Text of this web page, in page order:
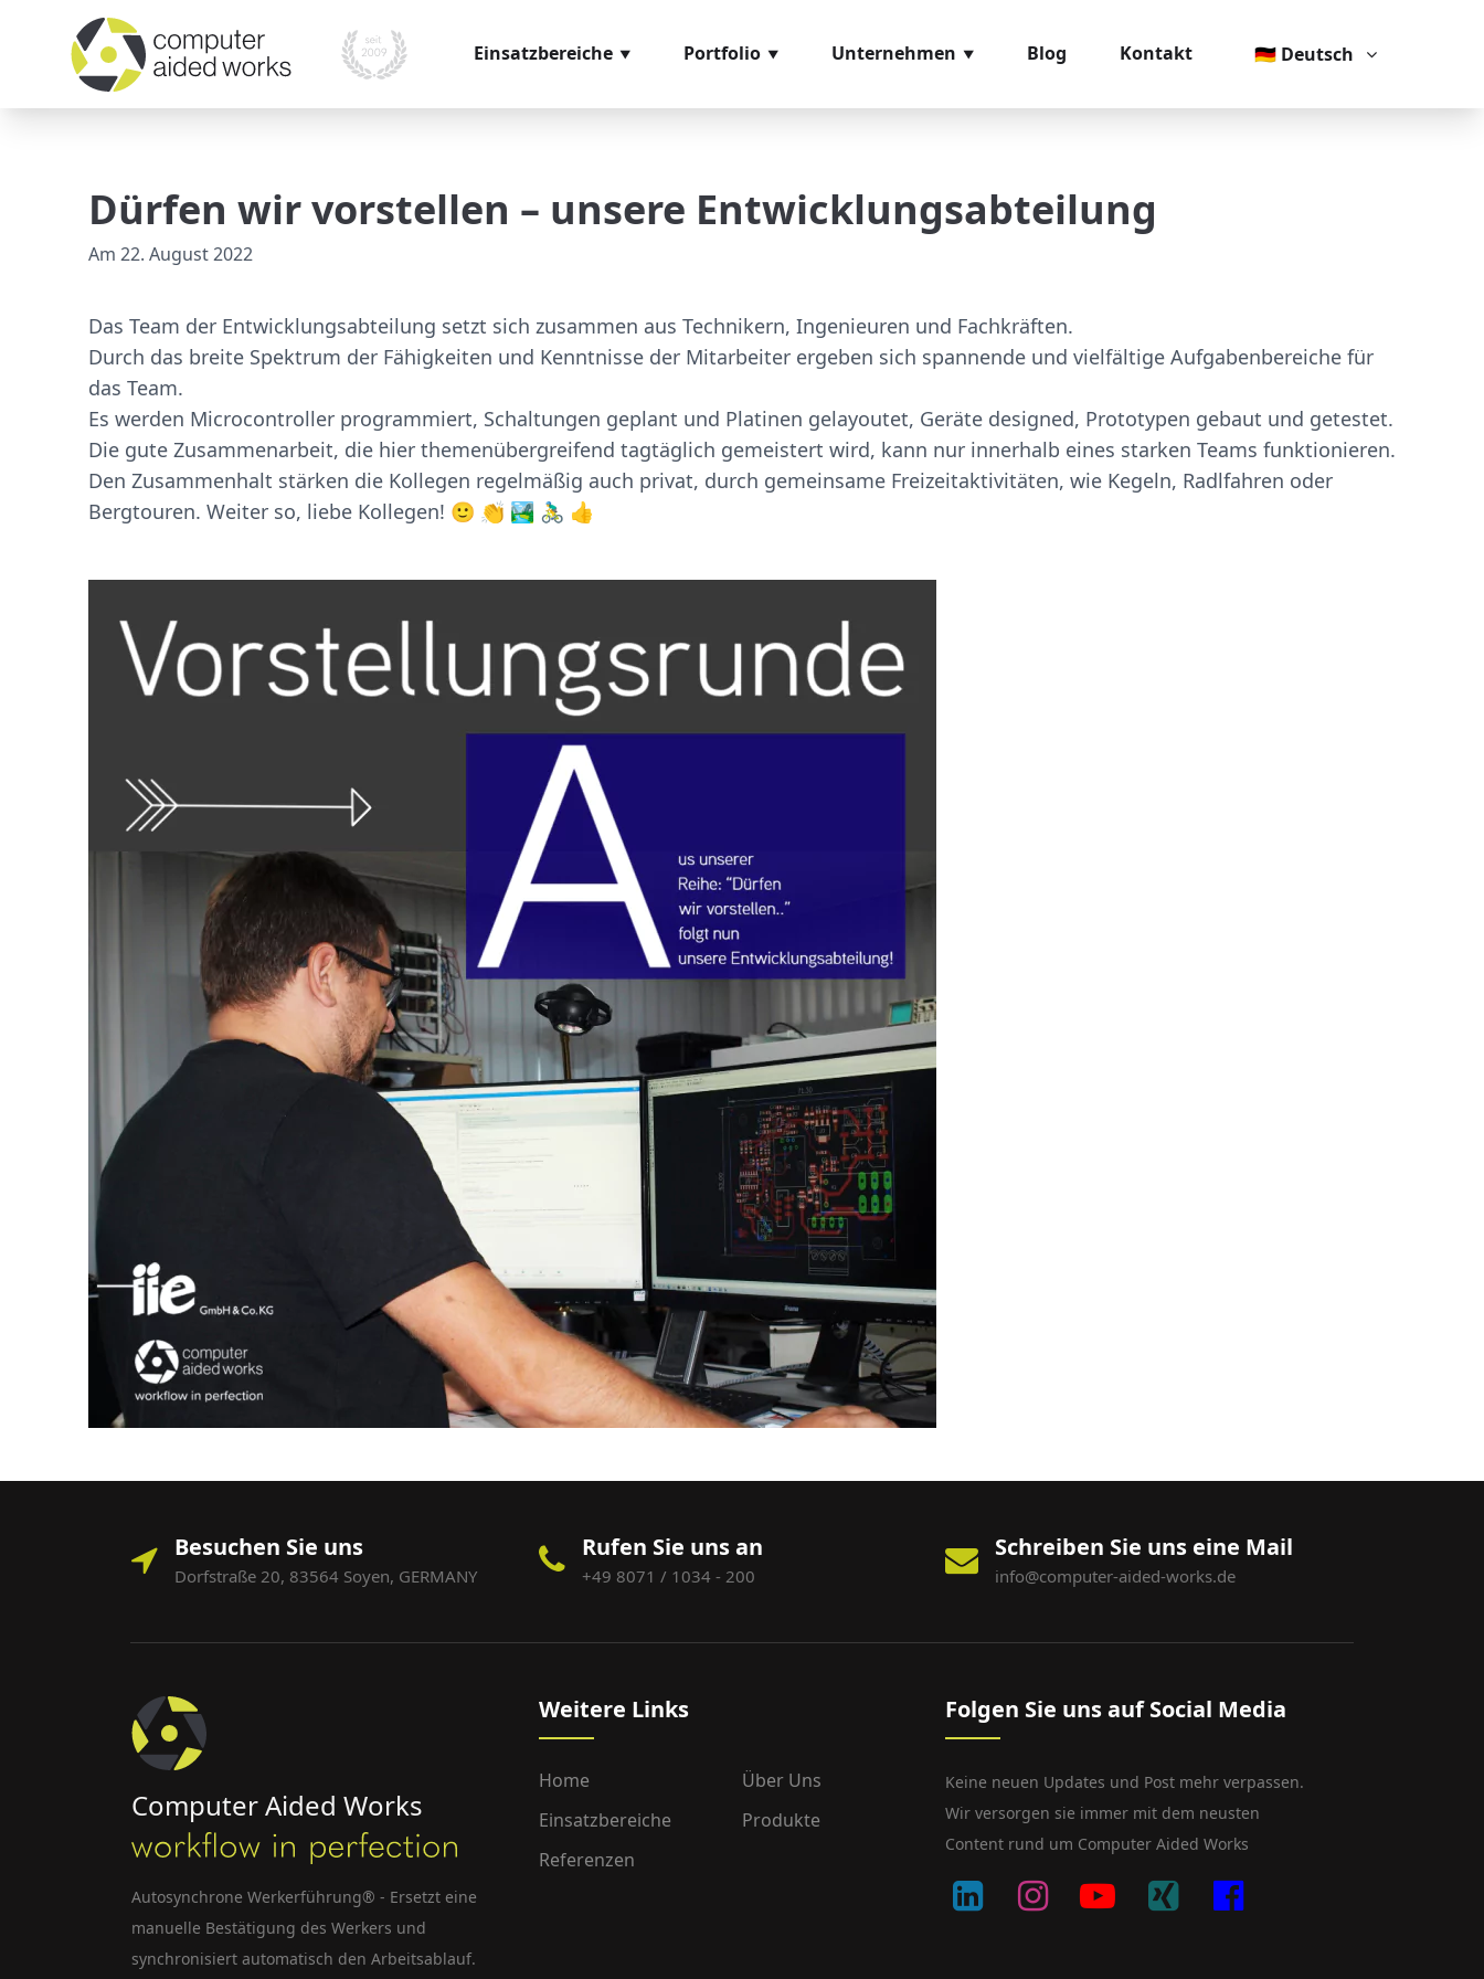
Einsatzbereiche
Prozessmanagement
Versand
Portfolio
Videomaterial
Unternehmen
Glossar
Blog Kontakt 🇩🇪 Deutsch
Dürfen wir vorstellen – unsere Entwicklungsabteilung
Am 22. August 2022
Das Team der Entwicklungsabteilung setzt sich zusammen aus Technikern, Ingenieuren und Fachkräften.
Durch das breite Spektrum der Fähigkeiten und Kenntnisse der Mitarbeiter ergeben sich spannende und vielfältige Aufgabenbereiche für
das Team.
Es werden Microcontroller programmiert, Schaltungen geplant und Platinen gelayoutet, Geräte designed, Prototypen gebaut und getestet.
Die gute Zusammenarbeit, die hier themenübergreifend tagtäglich gemeistert wird, kann nur innerhalb eines starken Teams funktionieren.
Den Zusammenhalt stärken die Kollegen regelmäßig auch privat, durch gemeinsame Freizeitaktivitäten, wie Kegeln, Radlfahren oder
Bergtouren. Weiter so, liebe Kollegen! 🙂 👏 🏞️ 🚴‍♂️ 👍
Besuchen Sie uns
Dorfstraße 20, 83564 Soyen, GERMANY
Rufen Sie uns an
+49 8071 / 1034 - 200
Schreiben Sie uns eine Mail
info@computer-aided-works.de
Computer Aided Works
Autosynchrone Werkerführung® - Ersetzt eine
manuelle Bestätigung des Werkers und
synchronisiert automatisch den Arbeitsablauf.
Weitere Links
Home
Über Uns
Einsatzbereiche
Produkte
Referenzen
Folgen Sie uns auf Social Media
Keine neuen Updates und Post mehr verpassen.
Wir versorgen sie immer mit dem neusten
Content rund um Computer Aided Works